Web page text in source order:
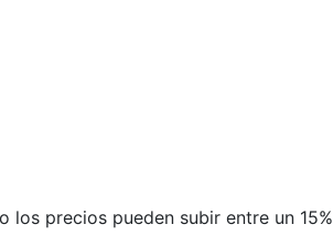
los precios pueden subir entre un